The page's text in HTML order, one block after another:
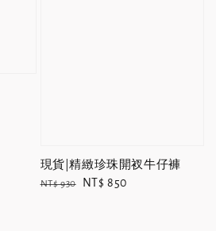
現貨|精緻珍珠開衩牛仔褲
Regular
NT$ 930
Sale
NT$ 850